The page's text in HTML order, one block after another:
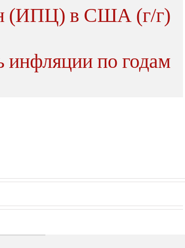
(ИПЦ) в США (г/г)
инфляции по годам